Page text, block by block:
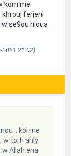
kom me
khrouj ferjeni
se9ou hloua
2021 21:02)
.. kol me
w torh ahly
Allah ena